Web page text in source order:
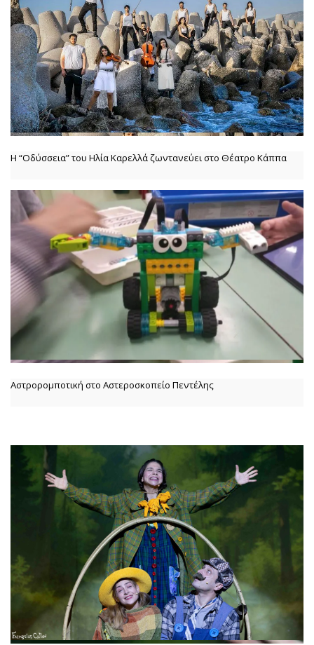
Η “Οδύσσεια” του Ηλία Καρελλά ζωντανεύει στο Θέατρο Κάππα
Αστρορομποτική στο Αστεροσκοπείο Πεντέλης